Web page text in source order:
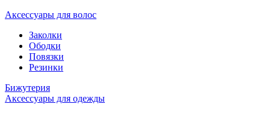
Аксессуары для волос
Заколки
Ободки
Повязки
Резинки
Бижутерия
Аксессуары для одежды